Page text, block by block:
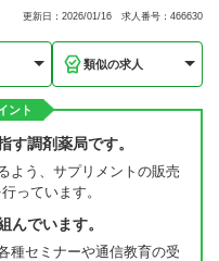
更新日：2026/01/16 求人番号：466630
類似の求人
ント
す調剤薬局です。
よう、サプリメントの販売
っています。
んでいます。
種セミナーや通信教育の受